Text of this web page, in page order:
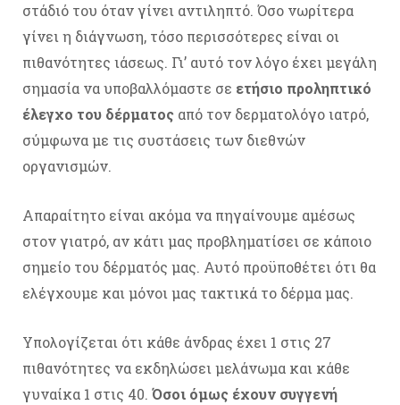
στάδιό του όταν γίνει αντιληπτό. Όσο νωρίτερα
γίνει η διάγνωση, τόσο περισσότερες είναι οι
πιθανότητες ιάσεως. Γι’ αυτό τον λόγο έχει μεγάλη
σημασία να υποβαλλόμαστε σε ετήσιο προληπτικό
έλεγχο του δέρματος από τον δερματολόγο ιατρό,
σύμφωνα με τις συστάσεις των διεθνών
οργανισμών.
Απαραίτητο είναι ακόμα να πηγαίνουμε αμέσως
στον γιατρό, αν κάτι μας προβληματίσει σε κάποιο
σημείο του δέρματός μας. Αυτό προϋποθέτει ότι θα
ελέγχουμε και μόνοι μας τακτικά το δέρμα μας.
Υπολογίζεται ότι κάθε άνδρας έχει 1 στις 27
πιθανότητες να εκδηλώσει μελάνωμα και κάθε
γυναίκα 1 στις 40. Όσοι όμως έχουν συγγενή